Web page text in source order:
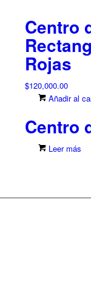
Centro
Rojas
$120,000.00
Añadir al
Centro
Leer más